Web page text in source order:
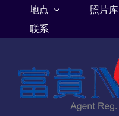
content
地点 照片库
联系